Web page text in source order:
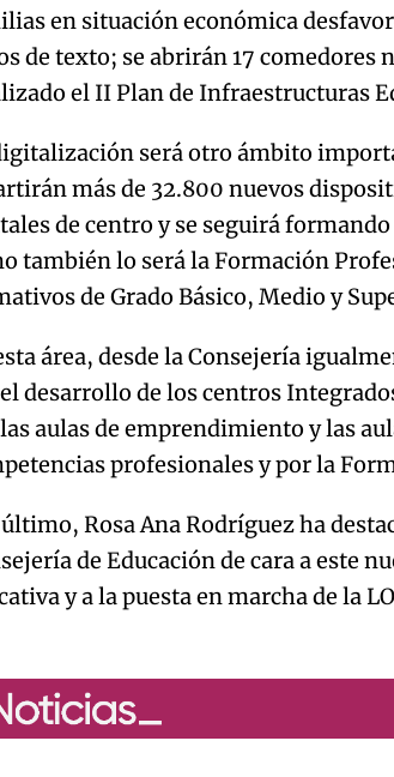
en situación económica
de texto; se abrirán 17 comedores
el II Plan de Infraestructuras
será otro ámbito
más de 32.800 nuevos
de centro y se seguirá
también lo será la Formación
de Grado Básico, Medio y
área, desde la Consejería
desarrollo de los centros
aulas de emprendimiento y las
profesionales y por la
Rosa Ana Rodríguez ha
de Educación de cara a este
y a la puesta en marcha de la